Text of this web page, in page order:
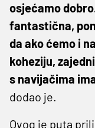
osjećamo
fantastična,
da ako ćemo i
koheziju,
s navijačima
dodao je.
Ovog je puta